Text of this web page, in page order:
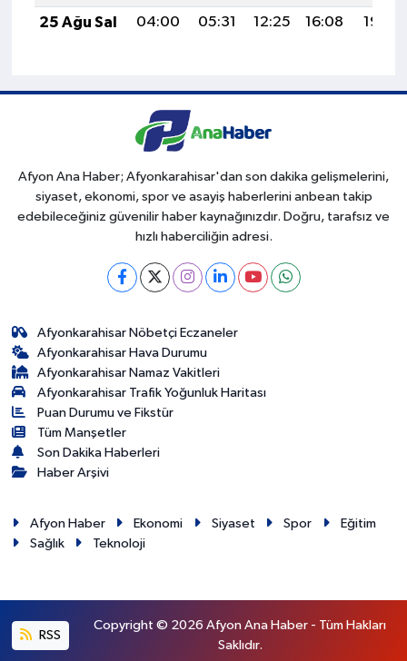
25 Ağu Sal
04:00 05:31 12:25 16:08 19:08
Afyon Ana Haber; Afyonkarahisar'dan son dakika gelişmelerini,
siyaset, ekonomi, spor ve asayiş haberlerini anbean takip
edebileceğiniz güvenilir haber kaynağınızdır. Doğru, tarafsız ve
hızlı haberciliğin adresi.
Afyonkarahisar Nöbetçi Eczaneler
Afyonkarahisar Hava Durumu
Afyonkarahisar Namaz Vakitleri
Afyonkarahisar Trafik Yoğunluk Haritası
Puan Durumu ve Fikstür
Tüm Manşetler
Son Dakika Haberleri
Haber Arşivi
Afyon Haber Ekonomi Siyaset Spor
Eğitim
Sağlık
Teknoloji
RSS
Copyright © 2026 Afyon Ana Haber - Tüm Hakları
Saklıdır.